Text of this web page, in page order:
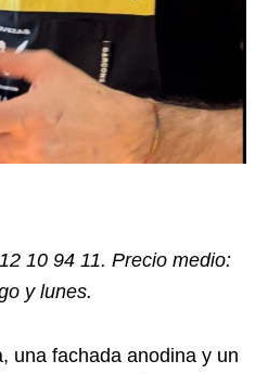
10 94 11. Precio medio:
y lunes.
una fachada anodina y un